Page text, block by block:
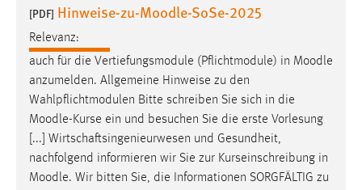
[PDF] Hinweise-zu-Moodle-SoSe-2025
Relevanz:
auch für die Vertiefungsmodule (Pflichtmodule) in Moodle
anzumelden. Allgemeine Hinweise zu den
Wahlpflichtmodulen Bitte schreiben Sie sich in die
Moodle-Kurse ein und besuchen Sie die erste Vorlesung
[...] Wirtschaftsingenieurwesen und Gesundheit,
nachfolgend informieren wir Sie zur Kurseinschreibung in
Moodle. Wir bitten Sie, die Informationen SORGFÄLTIG zu
Zweck:
Das Cookie speichert die gewählte Sprache der Website.
Cookie Laufzeit:
30 Tage
Chat
Name:
MibewSessionID, MIBEW_UserID, mibew_locale, mibew-